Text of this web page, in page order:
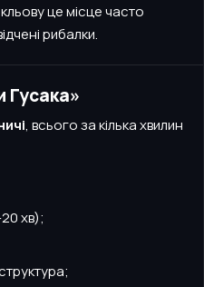
це місце часто
рибалки.
Гусака»
, всього за кілька хвилин
хв);